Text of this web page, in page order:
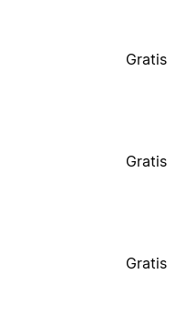
Gratis
Gratis
Gratis